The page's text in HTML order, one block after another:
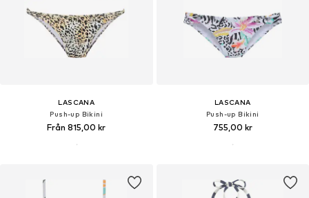
LASCANA
Push-up Bikini
Från 815,00 kr
LASCANA
Push-up Bikini
755,00 kr